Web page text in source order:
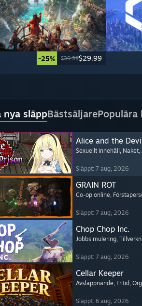
-25% $39.99$29.99
nya släppBästsäljarePopulära
Alice and the
Sexuellt innehåll , Naket,
Släppt: 7 aug, 2026
GRAIN ROT
Co-op online,
Släppt: 7 aug, 2026
Chop Chop Inc.
Jobbsimulering,
Släppt: 7 aug, 2026
Cellar Keeper
Avslappnande, Fritid,
Släppt: 6 aug, 2026